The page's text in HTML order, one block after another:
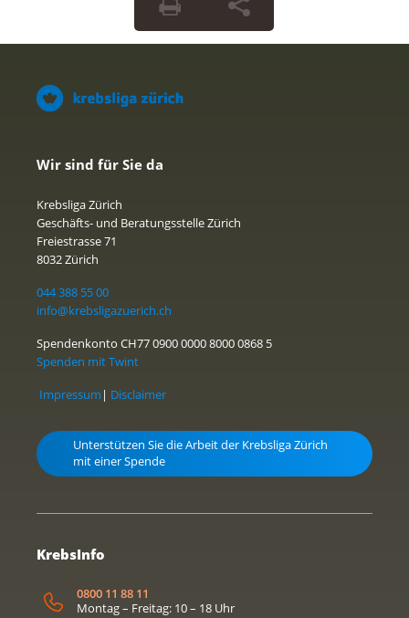
Wir sind für Sie da
Krebsliga Zürich
Geschäfts- und Beratungsstelle Zürich
Freiestrasse 71
8032 Zürich
044 388 55 00
info@krebsligazuerich.ch
Spendenkonto CH77 0900 0000 8000 0868 5
Spenden mit Twint
Impressum | Disclaimer
Unterstützen Sie die Arbeit der Krebsliga Zürich
mit einer Spende
KrebsInfo
0800 11 88 11
Montag – Freitag: 10 – 18 Uhr